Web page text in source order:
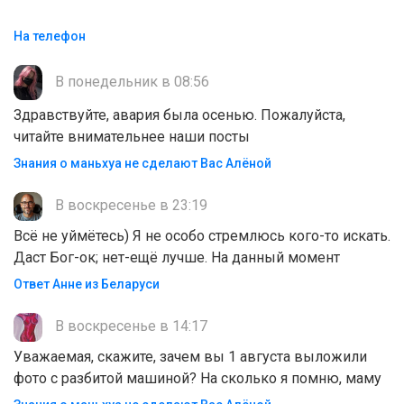
На телефон
В понедельник в 08:56
Здравствуйте, авария была осенью. Пожалуйста,
читайте внимательнее наши посты
Знания о маньхуа не сделают Вас Алëной
В воскресенье в 23:19
Всё не уймётесь) Я не особо стремлюсь кого-то искать.
Даст Бог-ок; нет-ещё лучше. На данный момент
Ответ Анне из Беларуси
В воскресенье в 14:17
Уважаемая, скажите, зачем вы 1 августа выложили
фото с разбитой машиной? На сколько я помню, маму